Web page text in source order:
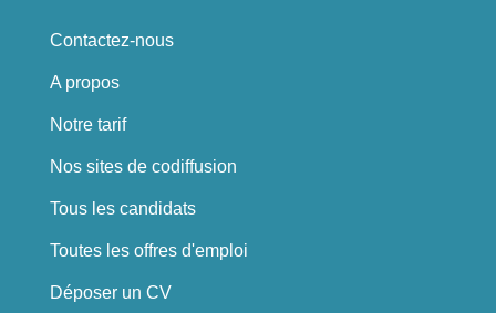
Contactez-nous
A propos
Notre tarif
Nos sites de codiffusion
Tous les candidats
Toutes les offres d'emploi
Déposer un CV